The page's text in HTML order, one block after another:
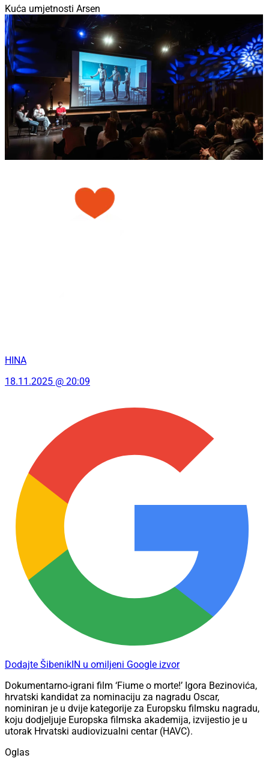
Kuća umjetnosti Arsen
HINA
18.11.2025 @ 20:09
Dodajte ŠibenikIN u omiljeni Google izvor
Dokumentarno-igrani film ‘Fiume o morte!’ Igora Bezinovića,
hrvatski kandidat za nominaciju za nagradu Oscar,
nominiran je u dvije kategorije za Europsku filmsku nagradu,
koju dodjeljuje Europska filmska akademija, izvijestio je u
utorak Hrvatski audiovizualni centar (HAVC).
Oglas